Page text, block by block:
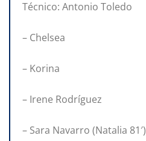
Técnico: Antonio Toledo
– Chelsea
– Korina
– Irene Rodríguez
– Sara Navarro (Natalia 81′)